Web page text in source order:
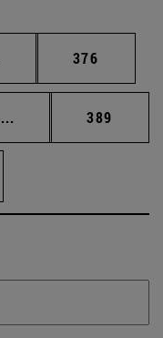
Páginas intermedias
Página
376
... Páginas intermedias
Página
389